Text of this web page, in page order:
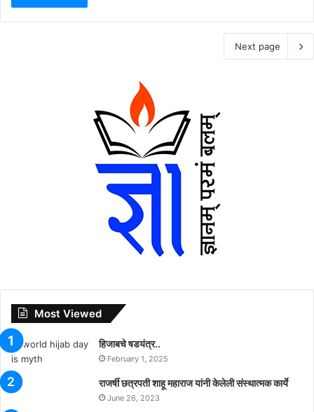
Next page
Most Viewed
हिजाबचे षडयंत्र..
February 1, 2025
राजर्षी छत्रपती शाहू महाराज यांनी केलेली संस्थात्मक कार्ये
June 26, 2023